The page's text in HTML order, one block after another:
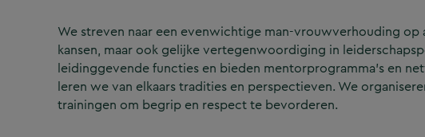
We streven naar een evenwichtige man-vrouwverhouding
kansen, maar ook gelijke vertegenwoordiging in
leidinggevende functies en bieden mentorprogramma’s en
leren we van elkaars tradities en perspectieven. We
trainingen om begrip en respect te bevorderen.